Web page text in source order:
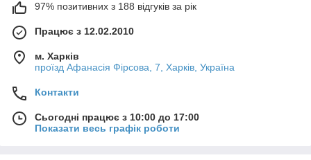
97% позитивних з 188 відгуків за рік
Працює з 12.02.2010
м. Харків
проїзд Афанасія Фірсова, 7, Харків, Україна
Контакти
Сьогодні працює з 10:00 до 17:00
Показати весь графік роботи